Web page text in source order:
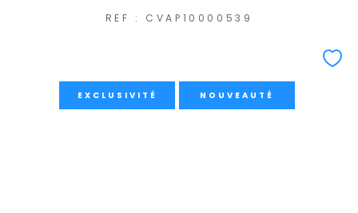
REF : CVAP10000539
EXCLUSIVITÉ NOUVEAUTÉ